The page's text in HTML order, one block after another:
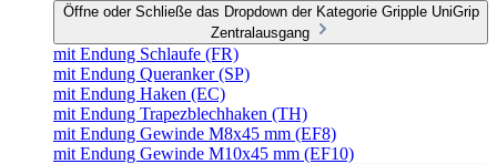
Öffne oder Schließe das Dropdown der Kategorie Gripple UniGrip
Zentralausgang
mit Endung Schlaufe (FR)
mit Endung Queranker (SP)
mit Endung Haken (EC)
mit Endung Trapezblechhaken (TH)
mit Endung Gewinde M8x45 mm (EF8)
mit Endung Gewinde M10x45 mm (EF10)